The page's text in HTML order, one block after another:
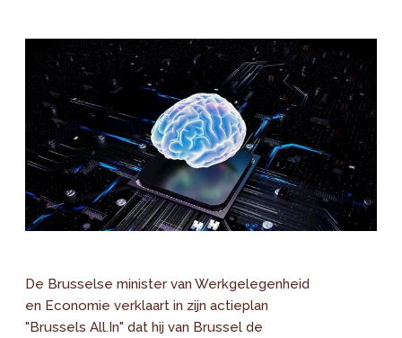
De Brusselse minister van Werkgelegenheid
en Economie verklaart in zijn actieplan
"Brussels All.In" dat hij van Brussel de